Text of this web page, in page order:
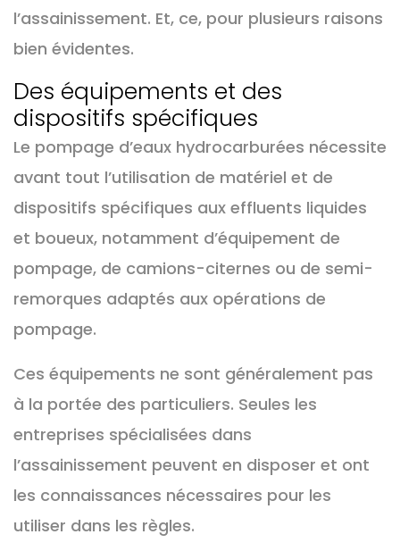
l’assainissement. Et, ce, pour plusieurs raisons
bien évidentes.
Des équipements et des
dispositifs spécifiques
Le pompage d’eaux hydrocarburées nécessite
avant tout l’utilisation de matériel et de
dispositifs spécifiques aux effluents liquides
et boueux, notamment d’équipement de
pompage, de camions-citernes ou de semi-
remorques adaptés aux opérations de
pompage.
Ces équipements ne sont généralement pas
à la portée des particuliers. Seules les
entreprises spécialisées dans
l’assainissement peuvent en disposer et ont
les connaissances nécessaires pour les
utiliser dans les règles.